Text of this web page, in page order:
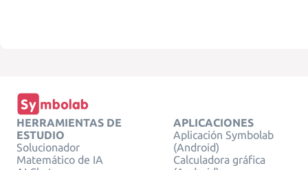
HERRAMIENTAS DE
ESTUDIO
Solucionador
Matemático de IA
APLICACIONES
Aplicación Symbolab
(Android)
Calculadora gráfica